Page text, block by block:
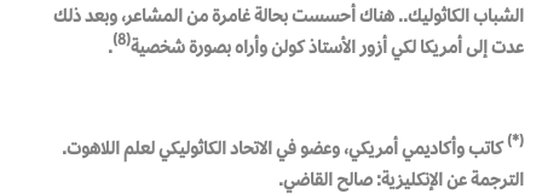
الشباب الكاثوليك.. هناك أحسست بحالة غامرة من المشاعر، وبعد ذلك
عدت إلى أمريكا لكي أزور الأستاذ كولن وأراه بصورة شخصية(8)
.
(
*
) كاتب وأكاديمي أمريكي، وعضو في الاتحاد الكاثوليكي لعلم اللاهوت.
الترجمة عن الإنكليزية: صالح القاضي.